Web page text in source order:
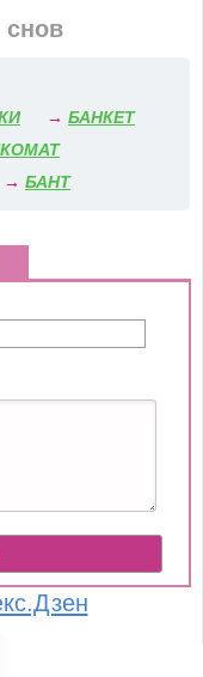
снов
→ БАНКЕТ
→ БАНТ